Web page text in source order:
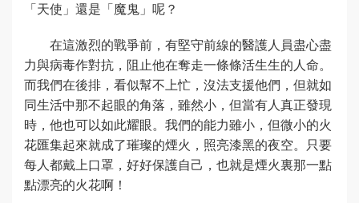
「天使」還是「魔鬼」呢？
在這激烈的戰爭前，有堅守前線的醫護人員盡心盡
力與病毒作對抗，阻止他在奪走一條條活生生的人命。
而我們在後排，看似幫不上忙，沒法支援他們，但就如
同生活中那不起眼的角落，雖然小，但當有人真正發現
時，他也可以如此耀眼。我們的能力雖小，但微小的火
花匯集起來就成了璀璨的煙火，照亮漆黑的夜空。只要
每人都戴上口罩，好好保護自己，也就是煙火裏那一點
點漂亮的火花啊！